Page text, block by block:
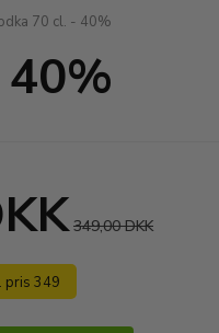
70 cl. - 40%
349,00 DKK
pris 349